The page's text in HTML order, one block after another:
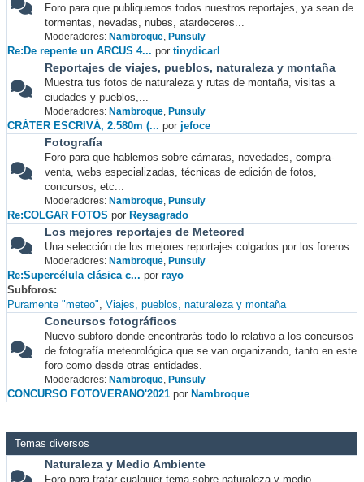
Foro para que publiquemos todos nuestros reportajes, ya sean de
tormentas, nevadas, nubes, atardeceres...
Moderadores: Nambroque, Punsuly
Re:De repente un ARCUS 4... por tinydicarl
Reportajes de viajes, pueblos, naturaleza y montaña
Muestra tus fotos de naturaleza y rutas de montaña, visitas a
ciudades y pueblos,...
Moderadores: Nambroque, Punsuly
CRÁTER ESCRIVÁ, 2.580m (... por jefoce
Fotografía
Foro para que hablemos sobre cámaras, novedades, compra-
venta, webs especializadas, técnicas de edición de fotos,
concursos, etc...
Moderadores: Nambroque, Punsuly
Re:COLGAR FOTOS por Reysagrado
Los mejores reportajes de Meteored
Una selección de los mejores reportajes colgados por los foreros.
Moderadores: Nambroque, Punsuly
Re:Supercélula clásica c... por rayo
Subforos
Puramente "meteo" Viajes, pueblos, naturaleza y montaña
Concursos fotográficos
Nuevo subforo donde encontrarás todo lo relativo a los concursos
de fotografía meteorológica que se van organizando, tanto en este
foro como desde otras entidades.
Moderadores: Nambroque, Punsuly
CONCURSO FOTOVERANO'2021 por Nambroque
Temas diversos
Naturaleza y Medio Ambiente
Foro para tratar cualquier tema sobre naturaleza y medio